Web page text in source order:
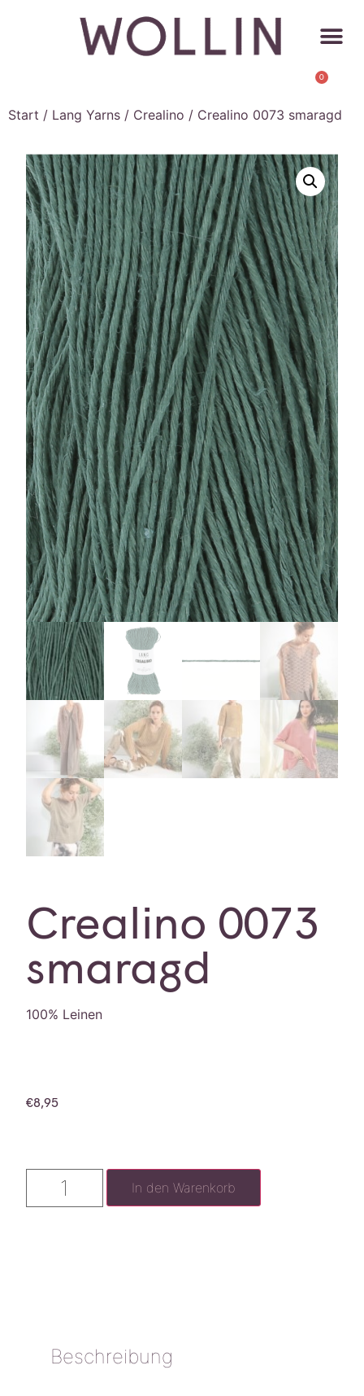
0
Start / Lang Yarns / Crealino / Crealino 0073 smaragd
Crealino 0073
smaragd
100% Leinen
€8,95
In den Warenkorb
Beschreibung